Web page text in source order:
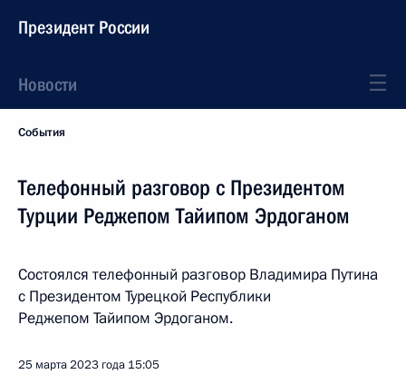
Президент России
Новости
События
Телефонный разговор с Президентом
Турции Реджепом Тайипом Эрдоганом
Состоялся телефонный разговор Владимира Путина
с Президентом Турецкой Республики
Реджепом Тайипом Эрдоганом.
25 марта 2023 года 15:05